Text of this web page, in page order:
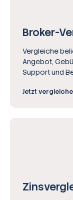
Broker-
Vergleiche
Angebot,
Support und
Jetzt